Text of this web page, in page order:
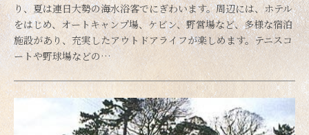
り、夏は連日大勢の海水浴客でにぎわいます。周辺には、ホテル
をはじめ、オートキャンプ場、ケビン、野営場など、多様な宿泊
施設があり、充実したアウトドアライフが楽しめます。テニスコ
ートや野球場などの…